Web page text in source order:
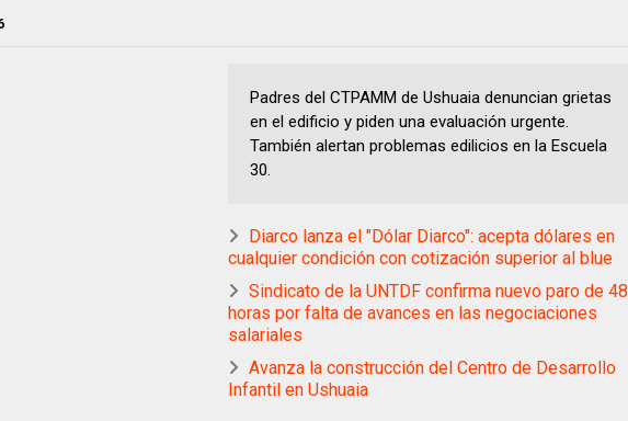
Padres del CTPAMM de Ushuaia denuncian grietas
en el edificio y piden una evaluación urgente.
También alertan problemas edilicios en la Escuela
30.
Diarco lanza el "Dólar Diarco": acepta dólares en
cualquier condición con cotización superior al blue
Sindicato de la UNTDF confirma nuevo paro de 48
horas por falta de avances en las negociaciones
salariales
Avanza la construcción del Centro de Desarrollo
Infantil en Ushuaia